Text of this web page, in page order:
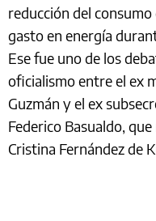
reducción del
gasto en energía
Ese fue uno de los
oficialismo entre el ex
Guzmán y el ex
Federico Basualdo,
Cristina Fernández de